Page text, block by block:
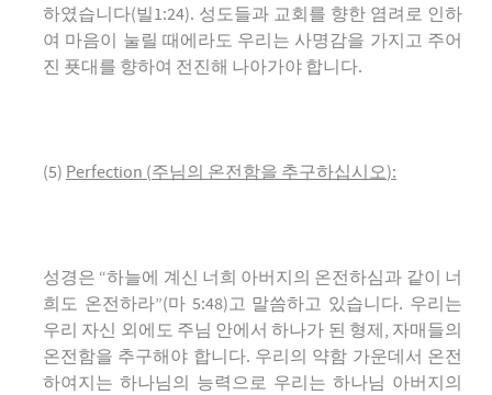
하였습니다(빌1:24). 성도들과 교회를 향한 염려로 인하
여 마음이 눌릴 때에라도 우리는 사명감을 가지고 주어
진 푯대를 향하여 전진해 나아가야 합니다.
(5) Perfection (주님의 온전함을 추구하십시오):
성경은 “하늘에 계신 너희 아버지의 온전하심과 같이 너
희도 온전하라”(마 5:48)고 말씀하고 있습니다. 우리는
우리 자신 외에도 주님 안에서 하나가 된 형제, 자매들의
온전함을 추구해야 합니다. 우리의 약함 가운데서 온전
하여지는 하나님의 능력으로 우리는 하나님 아버지의